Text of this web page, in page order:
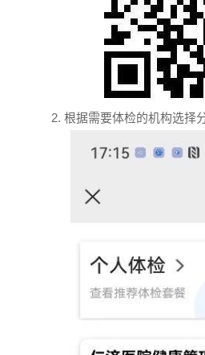
2. 根据需要体检的机构选择